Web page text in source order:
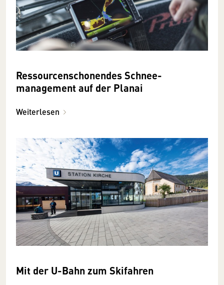
Ressourcen­schonendes Schnee­
management auf der Planai
Weiterlesen
Mit der U-Bahn zum Skifahren